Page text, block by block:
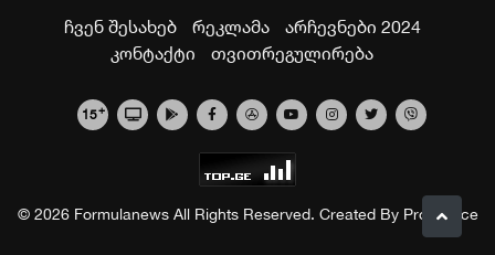
ჩვენ შესახებ რეკლამა
არჩევნები 2024
კონტაქტი
თვითრეგულირება
15+
© 2026 Formulanews All Rights Reserved. Created By Proservice